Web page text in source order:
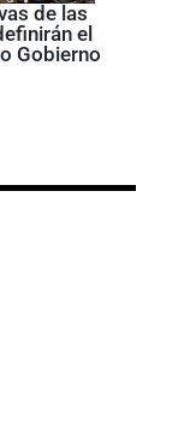
de las
el
Gobierno